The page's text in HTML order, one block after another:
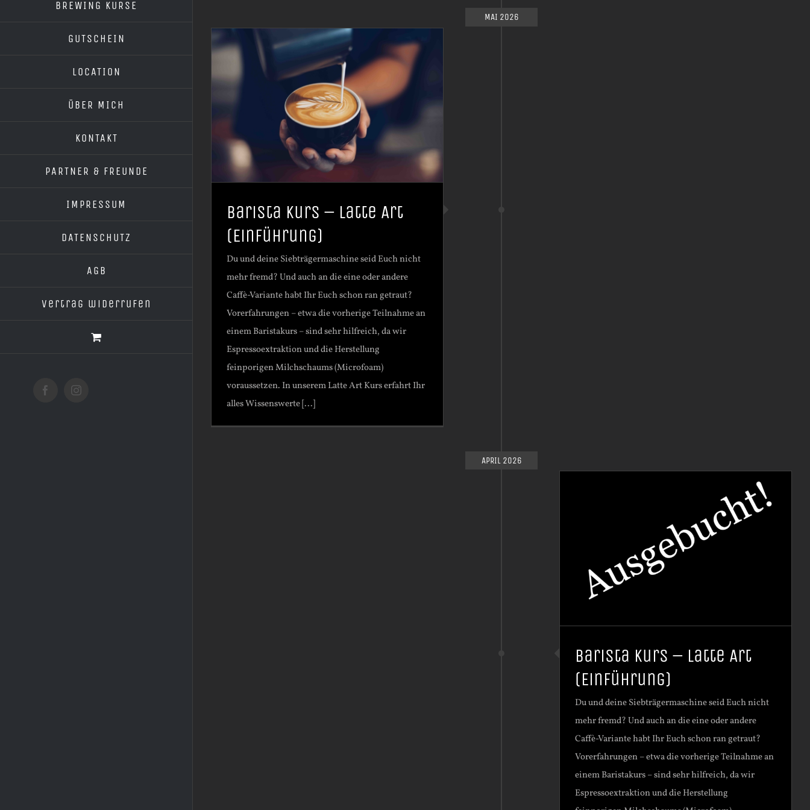
BREWING KURSE
GUTSCHEIN
LOCATION
ÜBER MICH
KONTAKT
PARTNER & FREUNDE
IMPRESSUM
DATENSCHUTZ
AGB
Vertrag widerrufen
FacebookInstagram
MAI 2026
Barista Kurs – Latte Art
(Einführung)
Du und deine Siebträgermaschine seid Euch nicht
mehr fremd? Und auch an die eine oder andere
Caffè-Variante habt Ihr Euch schon ran getraut?
Vorerfahrungen – etwa die vorherige Teilnahme an
einem Baristakurs – sind sehr hilfreich, da wir
Espressoextraktion und die Herstellung
feinporigen Milchschaums (Microfoam)
voraussetzen. In unserem Latte Art Kurs erfahrt Ihr
alles Wissenswerte [...]
APRIL 2026
Barista Kurs – Latte Art
(Einführung)
Du und deine Siebträgermaschine seid Euch nicht
mehr fremd? Und auch an die eine oder andere
Caffè-Variante habt Ihr Euch schon ran getraut?
Vorerfahrungen – etwa die vorherige Teilnahme an
einem Baristakurs – sind sehr hilfreich, da wir
Espressoextraktion und die Herstellung